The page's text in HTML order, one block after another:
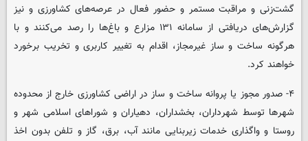
گشت‌زنی و مراقبت مستمر و حضور فعال در عرصه‌های کشاورزی و نیز
گزارش‌های دریافتی از سامانه ۱۳۱ مزارع و باغ‌ها را رصد می‌کنند و با
هرگونه ساخت و ساز غیرمجاز، اقدام به تغییر کاربری و تخریب برخورد
خواهند کرد.
۴- صدور مجوز یا پروانه ساخت و ساز در اراضی کشاورزی خارج از محدوده
شهرها توسط شهرداران، بخشداران، دهیاران و شوراهای اسلامی شهر و
روستا و واگذاری خدمات زیربنایی مانند آب، برق، گاز و تلفن بدون اخذ